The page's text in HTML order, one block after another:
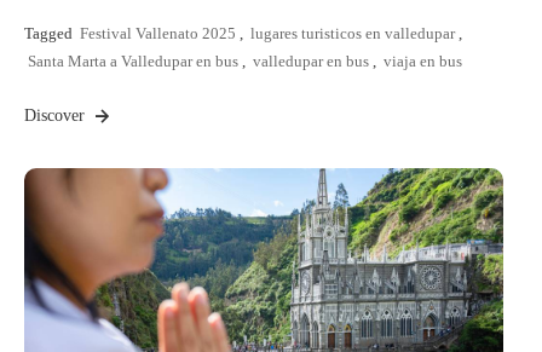
Tagged Festival Vallenato 2025 , lugares turisticos en valledupar ,
Santa Marta a Valledupar en bus , valledupar en bus , viaja en bus
Discover